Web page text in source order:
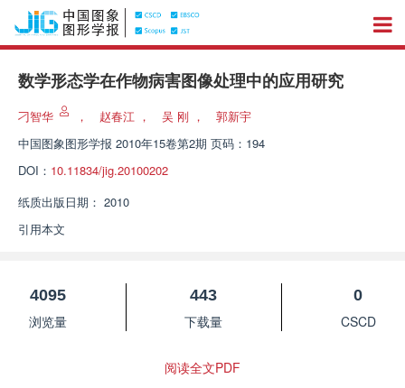
数学形态学在作物病害图像处理中的应用研究
刁智华 ， 赵春江 ， 吴 刚 ，
郭新宇
中国图象图形学报 2010年15卷第2期 页码：194
DOI： 10.11834/jig.20100202
纸质出版日期： 2010
引用本文
4095
浏览量
443
下载量
0
CSCD
阅读全文PDF